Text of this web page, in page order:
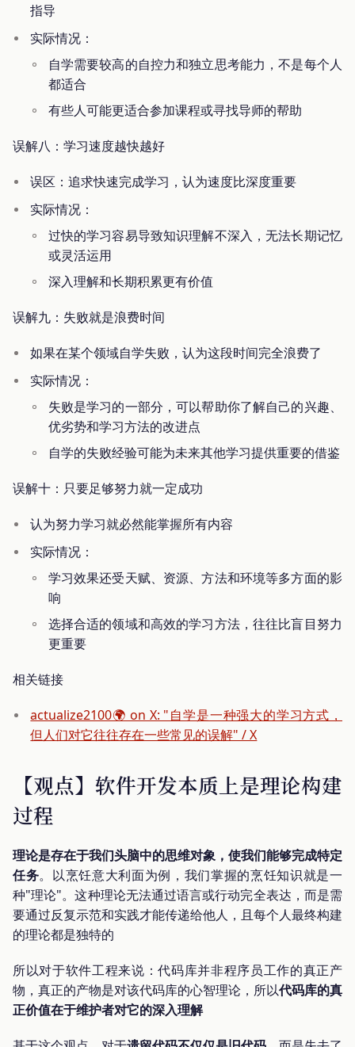
指导
实际情况：
自学需要较高的自控力和独立思考能力，不是每个人
都适合
有些人可能更适合参加课程或寻找导师的帮助
误解八：学习速度越快越好
误区：追求快速完成学习，认为速度比深度重要
实际情况：
过快的学习容易导致知识理解不深入，无法长期记忆
或灵活运用
深入理解和长期积累更有价值
误解九：失败就是浪费时间
如果在某个领域自学失败，认为这段时间完全浪费了
实际情况：
失败是学习的一部分，可以帮助你了解自己的兴趣、
优劣势和学习方法的改进点
自学的失败经验可能为未来其他学习提供重要的借鉴
误解十：只要足够努力就一定成功
认为努力学习就必然能掌握所有内容
实际情况：
学习效果还受天赋、资源、方法和环境等多方面的影
响
选择合适的领域和高效的学习方法，往往比盲目努力
更重要
相关链接
actualize2100🌍 on X: "自学是一种强大的学习方式，
但人们对它往往存在一些常见的误解" / X
【观点】软件开发本质上是理论构建
过程
理论是存在于我们头脑中的思维对象，使我们能够完成特定
任务。以烹饪意大利面为例，我们掌握的烹饪知识就是一
种"理论"。这种理论无法通过语言或行动完全表达，而是需
要通过反复示范和实践才能传递给他人，且每个人最终构建
的理论都是独特的
所以对于软件工程来说：代码库并非程序员工作的真正产
物，真正的产物是对该代码库的心智理论，所以代码库的真
正价值在于维护者对它的深入理解